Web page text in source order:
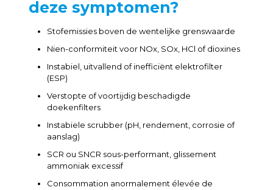
deze symptomen?
Stofemissies boven de wentelijke grenswaarde
Nien-conformiteit voor NOx, SOx, HCl of dioxines
Instabiel, uitvallend of inefficiënt elektrofilter
(ESP)
Verstopte of voortijdig beschadigde
doekenfilters
Instabiele scrubber (pH, rendement, corrosie of
aanslag)
SCR ou SNCR sous-performant, glissement
ammoniak excessif
Consommation anormalement élevée de